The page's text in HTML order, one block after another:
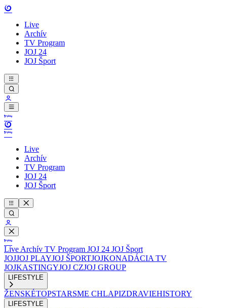
Live
Archív
TV Program
JOJ 24
JOJ Šport
Live
Archív
TV Program
JOJ 24
JOJ Šport
Live Archív TV Program JOJ 24 JOJ Šport
JOJJOJ PLAYJOJ ŠPORTJOJKONADÁCIA TV
JOJKASTINGYJOJ CZJOJ GROUP
LIFESTYLE
ŽENSKÉTOPSTARSME CHLAPIZDRAVIEHISTORY
LIFESTYLE